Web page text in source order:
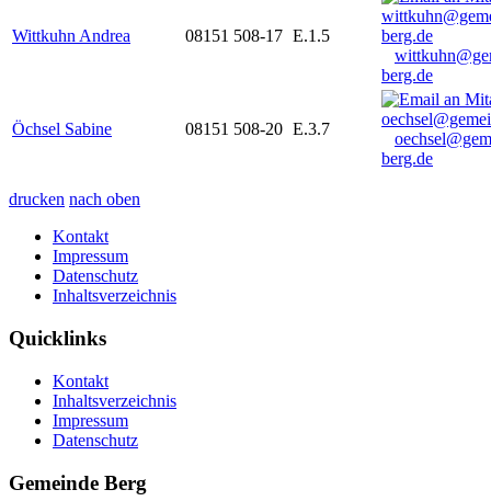
Wittkuhn Andrea 08151 508-17 E.1.5
berg.de
Öchsel Sabine 08151 508-20 E.3.7
berg.de
drucken nach oben
Kontakt
Impressum
Datenschutz
Inhaltsverzeichnis
Quicklinks
Kontakt
Inhaltsverzeichnis
Impressum
Datenschutz
Gemeinde Berg